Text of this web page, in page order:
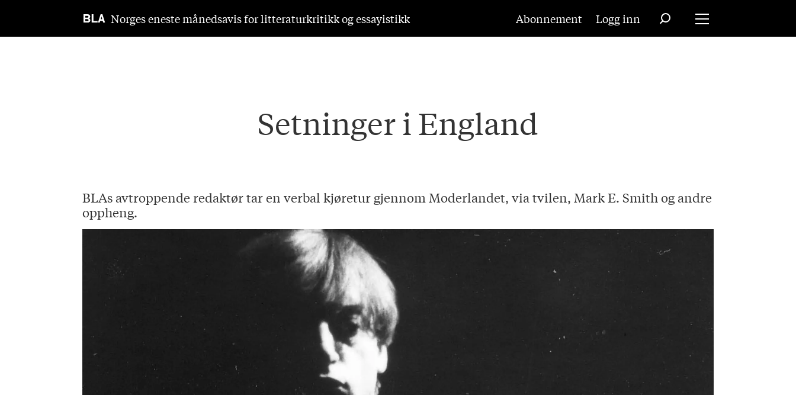
Norges eneste månedsavis for litteraturkritikk og essayistikk Abonnement Logg inn
Setninger i England
BLAs avtroppende redaktør tar en verbal kjøretur gjennom Moderlandet, via tvilen, Mark E. Smith og andre
oppheng.